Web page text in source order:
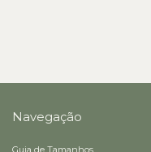
Navegação
Guia de Tamanhos